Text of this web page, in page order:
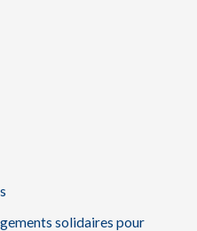
solidaires pour